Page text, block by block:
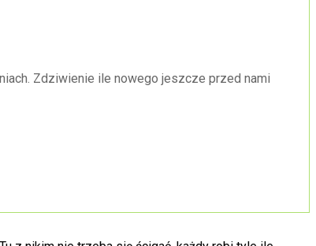
Zdziwienie ile nowego jeszcze przed nami